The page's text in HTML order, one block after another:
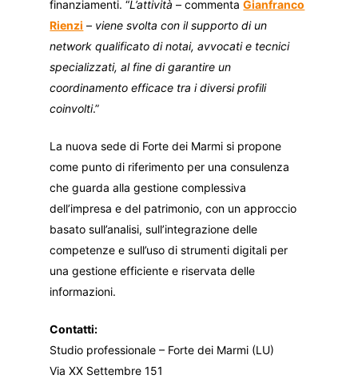
finanziamenti. “L’attività – commentaGianfranco
Rienzi – viene svolta con il supporto di un
network qualificato di notai, avvocati e tecnici
specializzati, al fine di garantire un
coordinamento efficace tra i diversi profili
coinvolti.”
La nuova sede di Forte dei Marmi si propone
come punto di riferimento per una consulenza
che guarda alla gestione complessiva
dell’impresa e del patrimonio, con un approccio
basato sull’analisi, sull’integrazione delle
competenze e sull’uso di strumenti digitali per
una gestione efficiente e riservata delle
informazioni.
Contatti:
Studio professionale – Forte dei Marmi (LU)
Via XX Settembre 151